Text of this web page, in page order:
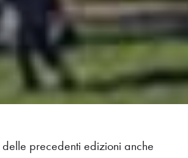
delle precedenti edizioni anche